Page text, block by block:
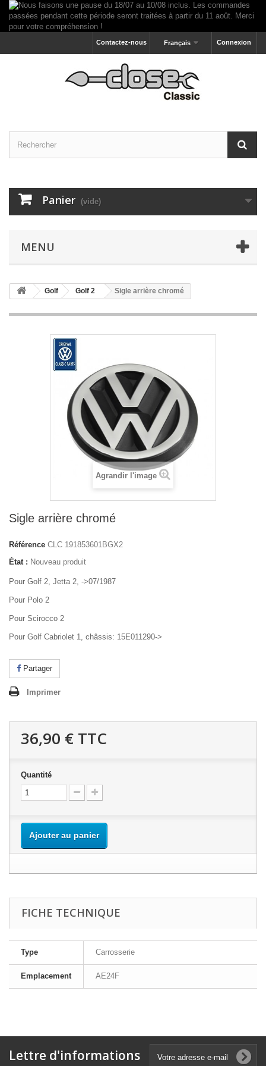
Connexion
Français
Contactez-nous
Panier (vide)
MENU
Golf Golf 2 Sigle arrière chromé
Agrandir l'image
Sigle arrière chromé
Référence CLC 191853601BGX2
État : Nouveau produit
Pour Golf 2, Jetta 2, ->07/1987
Pour Polo 2
Pour Scirocco 2
Pour Golf Cabriolet 1, châssis: 15E011290->
Partager
Imprimer
36,90 € TTC
Quantité
Ajouter au panier
FICHE TECHNIQUE
Type Carrosserie
Emplacement AE24F
Lettre d'informations